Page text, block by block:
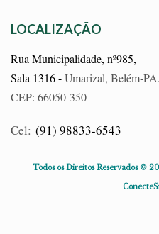
LOCALIZAÇÃO
Rua Municipalidade, nº985,
Sala 1316 -Umarizal, Belém-PA.
CEP: 66050-350
Cel: (91) 98833-6543
Todos os Direitos Reservados ©